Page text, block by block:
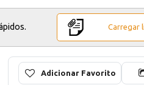
Carregar
Adicionar Favorito